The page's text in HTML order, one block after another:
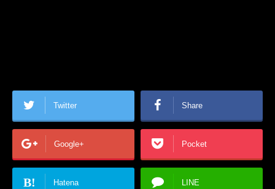
Twitter Share
Google+ Pocket
B! Hatena LINE